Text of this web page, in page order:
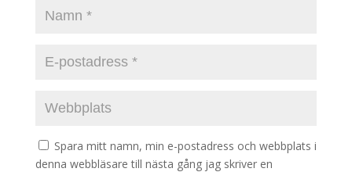
Spara mitt namn, min e-postadress och webbplats i
denna webbläsare till nästa gång jag skriver en